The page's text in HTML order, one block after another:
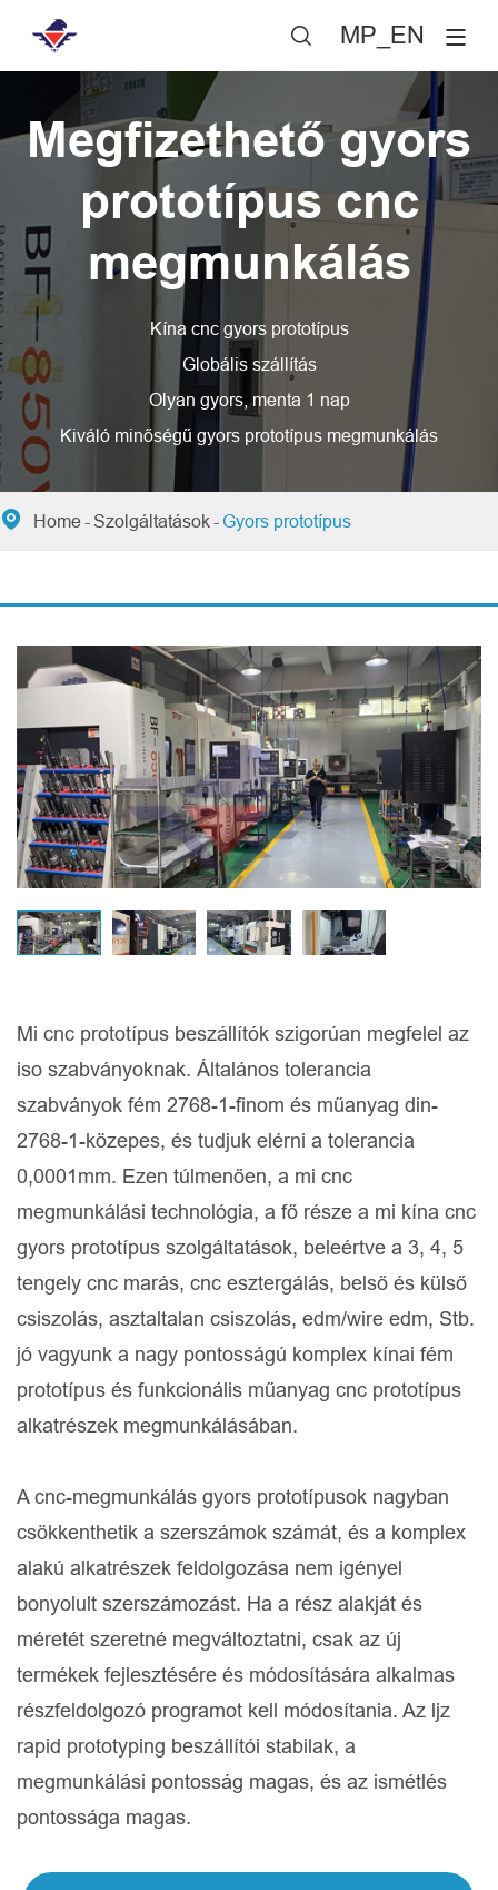
 MP_EN
Megfizethető gyors
prototípus cnc
megmunkálás
Kína cnc gyors prototípus
Globális szállítás
Olyan gyors, menta 1 nap
Kiváló minőségű gyors prototípus megmunkálás
 Home Szolgáltatások Gyors prototípus
Mi cnc prototípus beszállítók szigorúan megfelel az
iso szabványoknak. Általános tolerancia
szabványok fém 2768-1-finom és műanyag din-
2768-1-közepes, és tudjuk elérni a tolerancia
0,0001mm. Ezen túlmenően, a mi cnc
megmunkálási technológia, a fő része a mi kína cnc
gyors prototípus szolgáltatások, beleértve a 3, 4, 5
tengely cnc marás, cnc esztergálás, belső és külső
csiszolás, asztaltalan csiszolás, edm/wire edm, Stb.
jó vagyunk a nagy pontosságú komplex kínai fém
prototípus és funkcionális műanyag cnc prototípus
alkatrészek megmunkálásában.
A cnc-megmunkálás gyors prototípusok nagyban
csökkenthetik a szerszámok számát, és a komplex
alakú alkatrészek feldolgozása nem igényel
bonyolult szerszámozást. Ha a rész alakját és
méretét szeretné megváltoztatni, csak az új
termékek fejlesztésére és módosítására alkalmas
részfeldolgozó programot kell módosítania. Az ljz
rapid prototyping beszállítói stabilak, a
megmunkálási pontosság magas, és az ismétlés
pontossága magas.